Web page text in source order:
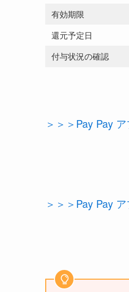
有効期限
還元予定日
付与状況の確認
＞＞＞Pay Pay
＞＞＞Pay Pay